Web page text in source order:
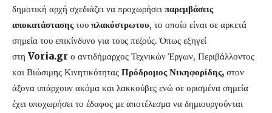
δημοτική αρχή σχεδιάζει να προχωρήσει παρεμβάσεις
αποκατάστασηςτου πλακόστρωτου, το οποίο είναι σε αρκετά
σημεία του επικίνδυνο για τους πεζούς. Όπως εξηγεί
στη Voria.gr ο αντιδήμαρχος Τεχνικών Έργων, Περιβάλλοντος
και Βιώσιμης Κινητικότητας Πρόδρομος Νικηφορίδης, στον
άξονα υπάρχουν ακόμα και λακκούβες ενώ σε ορισμένα σημεία
έχει υποχωρήσει το έδαφος με αποτέλεσμα να δημιουργούνται